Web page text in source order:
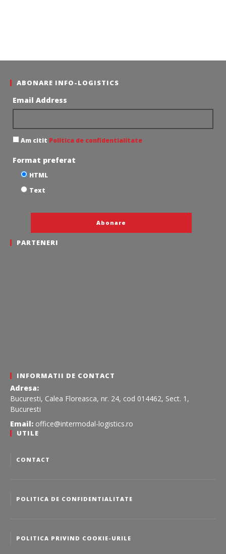
ABONARE INFO-LOGISTICS
Email Address
Am citit Politica de confidentialitate
Format preferat
HTML
Text
PARTENERI
INFORMATII DE CONTACT
Adresa:
Bucuresti, Calea Floreasca, nr. 24, cod 014462, Sect. 1,
Bucuresti
Email: office@intermodal-logistics.ro
UTILE
CONTACT
POLITICA DE CONFIDENTIALITATE
POLITICA PRIVIND COOKIE-URILE